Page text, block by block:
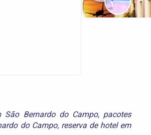
São Bernardo do Campo, pacotes
do Campo, reserva de hotel em